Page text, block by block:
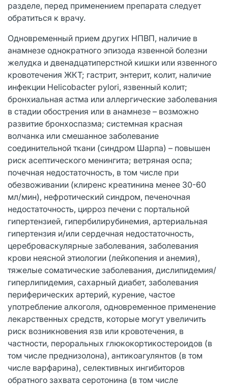
разделе, перед применением препарата следует
обратиться к врачу.
Одновременный прием других НПВП, наличие в
анамнезе однократного эпизода язвенной болезни
желудка и двенадцатиперстной кишки или язвенного
кровотечения ЖКТ; гастрит, энтерит, колит, наличие
инфекции Helicobacter pylori, язвенный колит;
бронхиальная астма или аллергические заболевания
в стадии обострения или в анамнезе – возможно
развитие бронхоспазма; системная красная
волчанка или смешанное заболевание
соединительной ткани (синдром Шарпа) – повышен
риск асептического менингита; ветряная оспа;
почечная недостаточность, в том числе при
обезвоживании (клиренс креатинина менее 30-60
мл/мин), нефротический синдром, печеночная
недостаточность, цирроз печени с портальной
гипертензией, гипербилирубинемия, артериальная
гипертензия и/или сердечная недостаточность,
цереброваскулярные заболевания, заболевания
крови неясной этиологии (лейкопения и анемия),
тяжелые соматические заболевания, дислипидемия/
гиперлипидемия, сахарный диабет, заболевания
периферических артерий, курение, частое
употребление алкоголя, одновременное применение
лекарственных средств, которые могут увеличить
риск возникновения язв или кровотечения, в
частности, пероральных глюкокортикостероидов (в
том числе преднизолона), антикоагулянтов (в том
числе варфарина), селективных ингибиторов
обратного захвата серотонина (в том числе